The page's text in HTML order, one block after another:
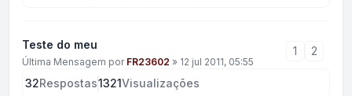
Teste do meu
Última Mensagem por FR23602 » 12 jul 2011, 05:55
1 2
32Respostas1321Visualizações